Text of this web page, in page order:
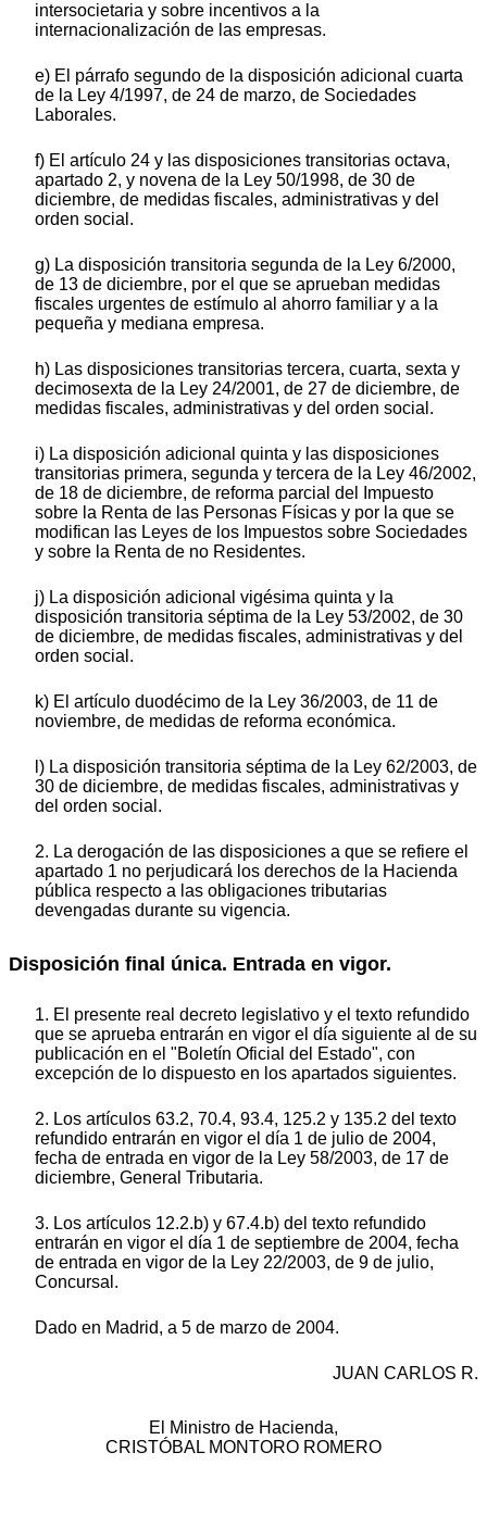
intersocietaria y sobre incentivos a la
internacionalización de las empresas.
e) El párrafo segundo de la disposición adicional cuarta
de la Ley 4/1997, de 24 de marzo, de Sociedades
Laborales.
f) El artículo 24 y las disposiciones transitorias octava,
apartado 2, y novena de la Ley 50/1998, de 30 de
diciembre, de medidas fiscales, administrativas y del
orden social.
g) La disposición transitoria segunda de la Ley 6/2000,
de 13 de diciembre, por el que se aprueban medidas
fiscales urgentes de estímulo al ahorro familiar y a la
pequeña y mediana empresa.
h) Las disposiciones transitorias tercera, cuarta, sexta y
decimosexta de la Ley 24/2001, de 27 de diciembre, de
medidas fiscales, administrativas y del orden social.
i) La disposición adicional quinta y las disposiciones
transitorias primera, segunda y tercera de la Ley 46/2002,
de 18 de diciembre, de reforma parcial del Impuesto
sobre la Renta de las Personas Físicas y por la que se
modifican las Leyes de los Impuestos sobre Sociedades
y sobre la Renta de no Residentes.
j) La disposición adicional vigésima quinta y la
disposición transitoria séptima de la Ley 53/2002, de 30
de diciembre, de medidas fiscales, administrativas y del
orden social.
k) El artículo duodécimo de la Ley 36/2003, de 11 de
noviembre, de medidas de reforma económica.
l) La disposición transitoria séptima de la Ley 62/2003, de
30 de diciembre, de medidas fiscales, administrativas y
del orden social.
2. La derogación de las disposiciones a que se refiere el
apartado 1 no perjudicará los derechos de la Hacienda
pública respecto a las obligaciones tributarias
devengadas durante su vigencia.
Disposición final única. Entrada en vigor.
1. El presente real decreto legislativo y el texto refundido
que se aprueba entrarán en vigor el día siguiente al de su
publicación en el "Boletín Oficial del Estado", con
excepción de lo dispuesto en los apartados siguientes.
2. Los artículos 63.2, 70.4, 93.4, 125.2 y 135.2 del texto
refundido entrarán en vigor el día 1 de julio de 2004,
fecha de entrada en vigor de la Ley 58/2003, de 17 de
diciembre, General Tributaria.
3. Los artículos 12.2.b) y 67.4.b) del texto refundido
entrarán en vigor el día 1 de septiembre de 2004, fecha
de entrada en vigor de la Ley 22/2003, de 9 de julio,
Concursal.
Dado en Madrid, a 5 de marzo de 2004.
JUAN CARLOS R.
El Ministro de Hacienda,
CRISTÓBAL MONTORO ROMERO